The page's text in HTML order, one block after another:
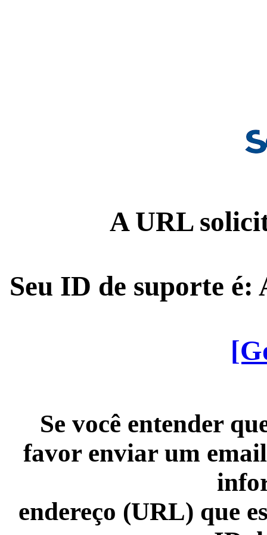
A URL
Seu ID de suporte é:
Se você entender
favor enviar um
endereço (URL) que